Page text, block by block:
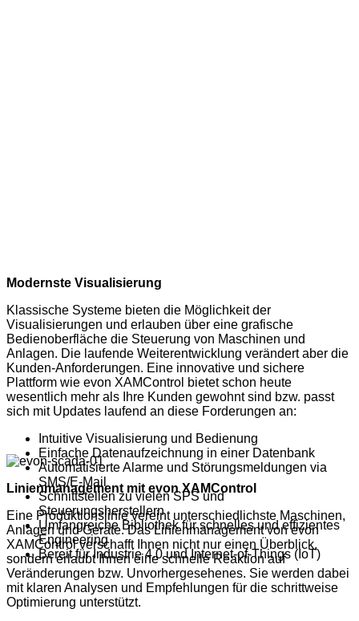
Modernste Visualisierung
Klassische Systeme bieten die Möglichkeit der
Visualisierungen und erlauben über eine grafische
Bedienoberfläche die Steuerung von Maschinen und
Anlagen. Die laufende Weiterentwicklung verändert aber die
Kunden-Anforderungen. Eine innovative und sichere
Plattform wie evon XAMControl bietet schon heute
wesentlich mehr als Ihre Kunden gewohnt sind bzw. passt
sich mit Updates laufend an diese Forderungen an:
Intuitive Visualisierung und Bedienung
Einfache Datenaufzeichnung in einer Datenbank
Automatisierte Alarme und Störungsmeldungen via
SMS/E-Mail
Schnittstellen zu vielen SPS und
Steuerungsherstellern
Umfangreiche Bibliothek für schnelles und effizientes
Engineering
Bereit für Industrie 4.0 und Internet-of-Things (IoT)
Linienmanagement mit evon XAMControl
Eine Produktionslinie vereint unterschiedlichste Maschinen,
Anlagen und Geräte. Das Linienmanagement von evon
XAMControl verschafft Ihnen nicht nur einen Überblick,
sondern erlaubt Ihnen eine schnelle Reaktion auf
Veränderungen bzw. Unvorhergesehenes. Sie werden dabei
mit klaren Analysen und Empfehlungen für die schrittweise
Optimierung unterstützt.